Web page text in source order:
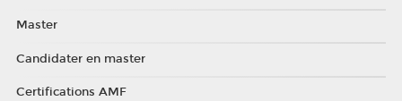
Master
Candidater en master
Certifications AMF